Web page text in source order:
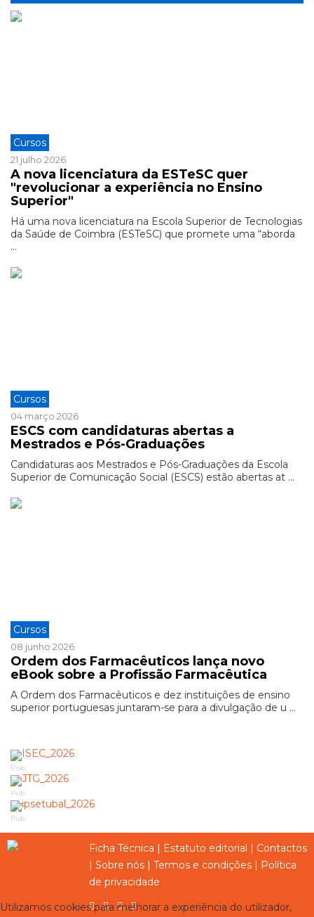
Cursos
21 julho 2026
A nova licenciatura da ESTeSC quer
"revolucionar a experiência no Ensino
Superior"
Há uma nova licenciatura na Escola Superior de Tecnologias
da Saúde de Coimbra (ESTeSC) que promete uma “aborda
...
Cursos
04 março 2026
ESCS com candidaturas abertas a
Mestrados e Pós-Graduações
Candidaturas aos Mestrados e Pós-Graduações da Escola
Superior de Comunicação Social (ESCS) estão abertas at ...
Cursos
08 junho 2026
Ordem dos Farmacêuticos lança novo
eBook sobre a Profissão Farmacêutica
A Ordem dos Farmacêuticos e dez instituições de ensino
superior portuguesas juntaram-se para a divulgação de u ...
Pub
Pub
Pub
Ficha Técnica | Estatuto editorial | Contactos
| Sobre nós | Termos e condições | Política
de privacidade
Utilizamos cookies para melhorar a experiência do utilizador,